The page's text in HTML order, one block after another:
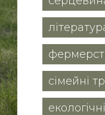
сімейні